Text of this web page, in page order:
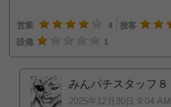
営業 4 接客
設備
1
みんパチスタッフ８
2025年12月30日 9:04 AM